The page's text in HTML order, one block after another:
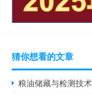
猜你想看的文章
粮油储藏与检测技